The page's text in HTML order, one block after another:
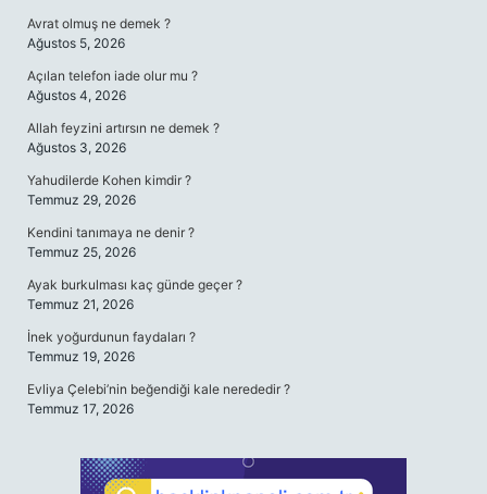
Avrat olmuş ne demek ?
Ağustos 5, 2026
Açılan telefon iade olur mu ?
Ağustos 4, 2026
Allah feyzini artırsın ne demek ?
Ağustos 3, 2026
Yahudilerde Kohen kimdir ?
Temmuz 29, 2026
Kendini tanımaya ne denir ?
Temmuz 25, 2026
Ayak burkulması kaç günde geçer ?
Temmuz 21, 2026
İnek yoğurdunun faydaları ?
Temmuz 19, 2026
Evliya Çelebi’nin beğendiği kale nerededir ?
Temmuz 17, 2026